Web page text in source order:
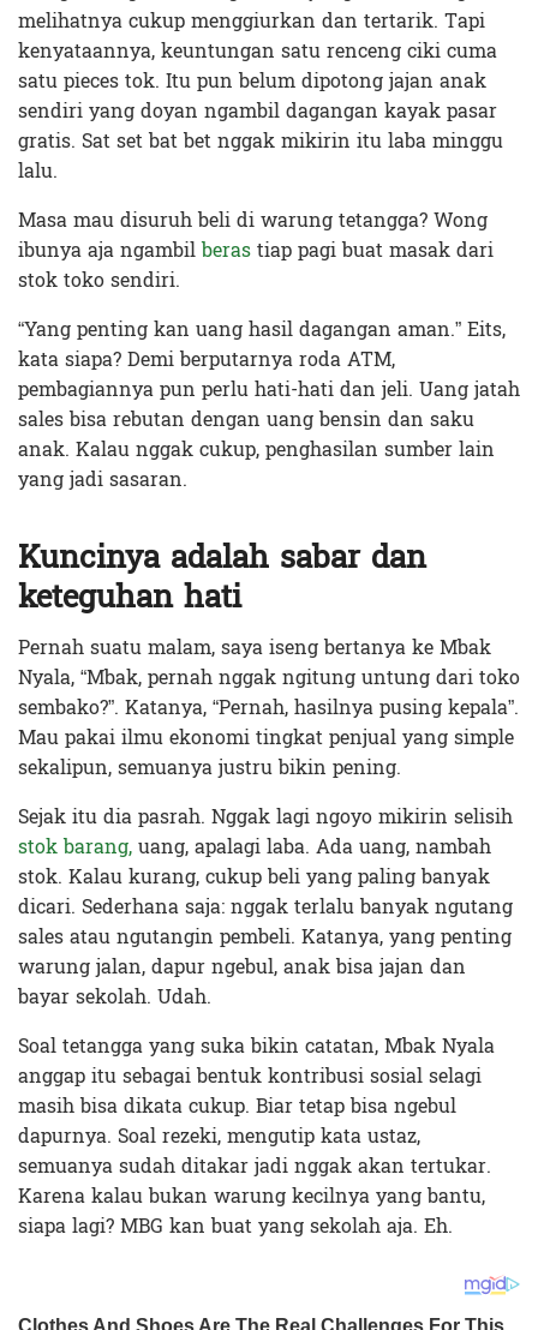
melihatnya cukup menggiurkan dan tertarik. Tapi
kenyataannya, keuntungan satu renceng ciki cuma
satu pieces tok. Itu pun belum dipotong jajan anak
sendiri yang doyan ngambil dagangan kayak pasar
gratis. Sat set bat bet nggak mikirin itu laba minggu
lalu.
Masa mau disuruh beli di warung tetangga? Wong
ibunya aja ngambilberastiap pagi buat masak dari
stok toko sendiri.
“Yang penting kan uang hasil dagangan aman.” Eits,
kata siapa? Demi berputarnya roda ATM,
pembagiannya pun perlu hati-hati dan jeli. Uang jatah
sales bisa rebutan dengan uang bensin dan saku
anak. Kalau nggak cukup, penghasilan sumber lain
yang jadi sasaran.
Kuncinya adalah sabar dan
keteguhan hati
Pernah suatu malam, saya iseng bertanya ke Mbak
Nyala, “Mbak, pernah nggak ngitung untung dari toko
sembako?”. Katanya, “Pernah, hasilnya pusing kepala”.
Mau pakai ilmu ekonomi tingkat penjual yang simple
sekalipun, semuanya justru bikin pening.
Sejak itu dia pasrah. Nggak lagi ngoyo mikirin selisih
stok barang,uang, apalagi laba. Ada uang, nambah
stok. Kalau kurang, cukup beli yang paling banyak
dicari. Sederhana saja: nggak terlalu banyak ngutang
sales atau ngutangin pembeli. Katanya, yang penting
warung jalan, dapur ngebul, anak bisa jajan dan
bayar sekolah. Udah.
Soal tetangga yang suka bikin catatan, Mbak Nyala
anggap itu sebagai bentuk kontribusi sosial selagi
masih bisa dikata cukup. Biar tetap bisa ngebul
dapurnya. Soal rezeki, mengutip kata ustaz,
semuanya sudah ditakar jadi nggak akan tertukar.
Karena kalau bukan warung kecilnya yang bantu,
siapa lagi? MBG kan buat yang sekolah aja. Eh.